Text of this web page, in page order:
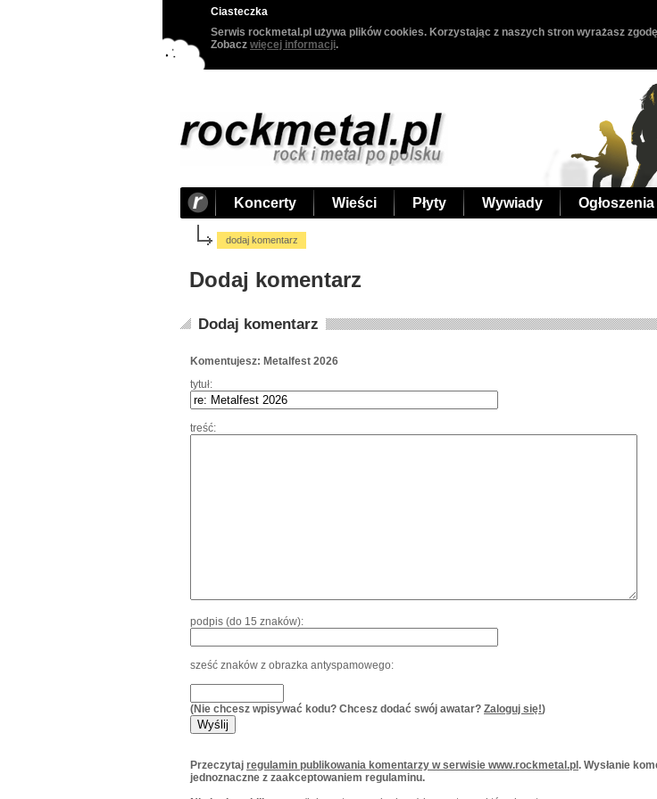
Ciasteczka
Serwis rockmetal.pl używa plików cookies. Korzystając z naszych stron wyrażasz
Zobacz więcej informacji.
Koncerty Wieści Płyty Wywiady Ogłoszenia
dodaj komentarz
Dodaj komentarz
Dodaj komentarz
Komentujesz: Metalfest 2026
tytuł:
treść:
podpis (do 15 znaków):
sześć znaków z obrazka antyspamowego:
(Nie chcesz wpisywać kodu? Chcesz dodać swój awatar? Zaloguj się!)
Przeczytaj regulamin publikowania komentarzy w serwisie www.rockmetal.pl . Wysłanie
jednoznaczne z zaakceptowaniem regulaminu.